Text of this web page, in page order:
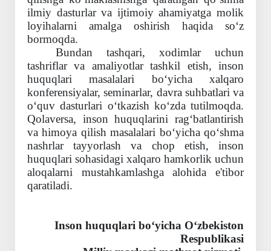
ilmiy dasturlar va ijtimoiy ahamiyatga molik
loyihalarni amalga oshirish haqida so‘z
bormoqda.
Bundan tashqari, xodimlar uchun
tashriflar va amaliyotlar tashkil etish, inson
huquqlari masalalari bo‘yicha xalqaro
konferensiyalar, seminarlar, davra suhbatlari va
o‘quv dasturlari o‘tkazish ko‘zda tutilmoqda.
Qolaversa, inson huquqlarini rag‘batlantirish
va himoya qilish masalalari bo‘yicha qo‘shma
nashrlar tayyorlash va chop etish, inson
huquqlari sohasidagi xalqaro hamkorlik uchun
aloqalarni mustahkamlashga alohida e'tibor
qaratiladi.
Inson huquqlari bo‘yicha O‘zbekiston
Respublikasi